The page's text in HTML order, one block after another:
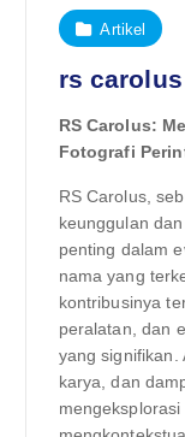
Artikel
rs carolus
RS Carolus:
Fotografi
RS Carolus,
keunggulan
penting dalam
nama yang
kontribusinya
peralatan, dan
yang signifikan.
karya, dan